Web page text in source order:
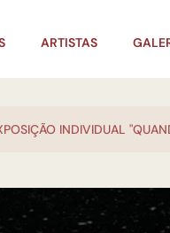
ARTISTAS
INDIVIDUAL